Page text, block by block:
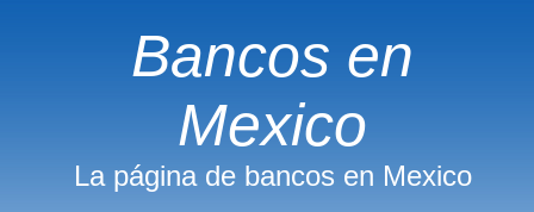
Bancos en
Mexico
La página de bancos en Mexico